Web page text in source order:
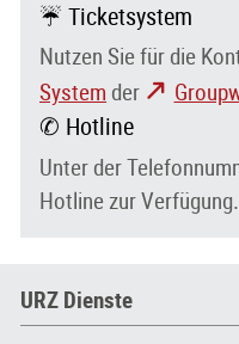
☔ Ticketsystem
Nutzen Sie für die
System der
✆ Hotline
Unter der
Hotline zur Verfügung.
URZ Dienste